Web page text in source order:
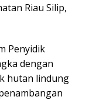
Riau Silip,
Penyidik
dengan
hutan lindung